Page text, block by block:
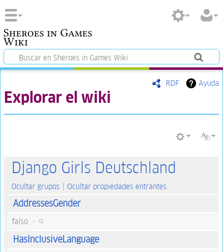
Sheroes in Games
Wiki
RDF Ayuda
Explorar el wiki
Django Girls Deutschland
Ocultar grupos Ocultar propiedades entrantes
AddressesGender
falso +
HasInclusiveLanguage